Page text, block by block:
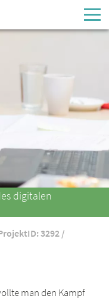
Passwort vergessen
digitalen
3292 /
man den Kampf